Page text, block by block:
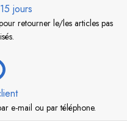
jours
retourner le/les articles pas
e-mail ou par téléphone.